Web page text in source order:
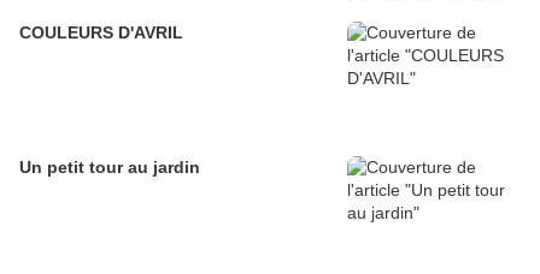
COULEURS D'AVRIL
Un petit tour au jardin